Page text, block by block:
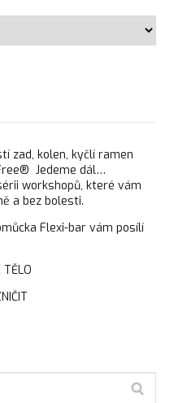
zad, kolen, kyčlí ramen
Jedeme dál…
workshopů, které vám
a bez bolesti.
Flexi-bar vám posílí
TĚLO